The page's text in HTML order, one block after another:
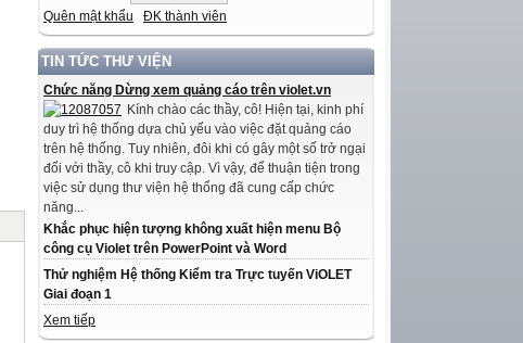
Quên mật khẩu ĐK thành viên
TIN TỨC THƯ VIỆN
Chức năng Dừng xem quảng cáo trên violet.vn
Kính chào các thầy, cô! Hiện tại, kinh phí
duy trì hệ thống dựa chủ yếu vào việc đặt quảng cáo
trên hệ thống. Tuy nhiên, đôi khi có gây một số trở ngại
đối với thầy, cô khi truy cập. Vì vậy, để thuận tiện trong
việc sử dụng thư viện hệ thống đã cung cấp chức
năng...
Khắc phục hiện tượng không xuất hiện menu Bộ
công cụ Violet trên PowerPoint và Word
Thử nghiệm Hệ thống Kiểm tra Trực tuyến ViOLET
Giai đoạn 1
Xem tiếp